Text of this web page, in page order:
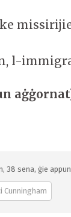
l-
38 sena, ġie
Cunningham